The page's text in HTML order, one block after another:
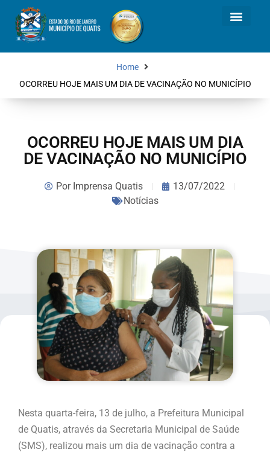
Home
OCORREU HOJE MAIS UM DIA DE VACINAÇÃO NO MUNICÍPIO
OCORREU HOJE MAIS UM DIA
DE VACINAÇÃO NO MUNICÍPIO
PorImprensa Quatis
13/07/2022
Notícias
Nesta quarta-feira, 13 de julho, a Prefeitura Municipal
de Quatis, através da Secretaria Municipal de Saúde
(SMS), realizou mais um dia de vacinação contra a